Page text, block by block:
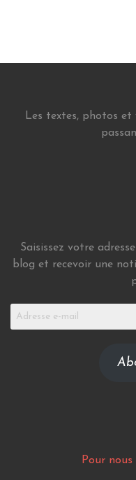
Les textes, photos
Saisissez votre
blog et recevoir une
Adresse
Pour